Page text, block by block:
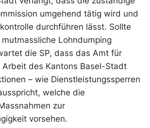
umgehend tätig wird und
durchführen lässt. Sollte
Lohndumping
die SP, dass das Amt für
des Kantons Basel-Stadt
– wie Dienstleistungssperren
welche die
zur
vorsehen.